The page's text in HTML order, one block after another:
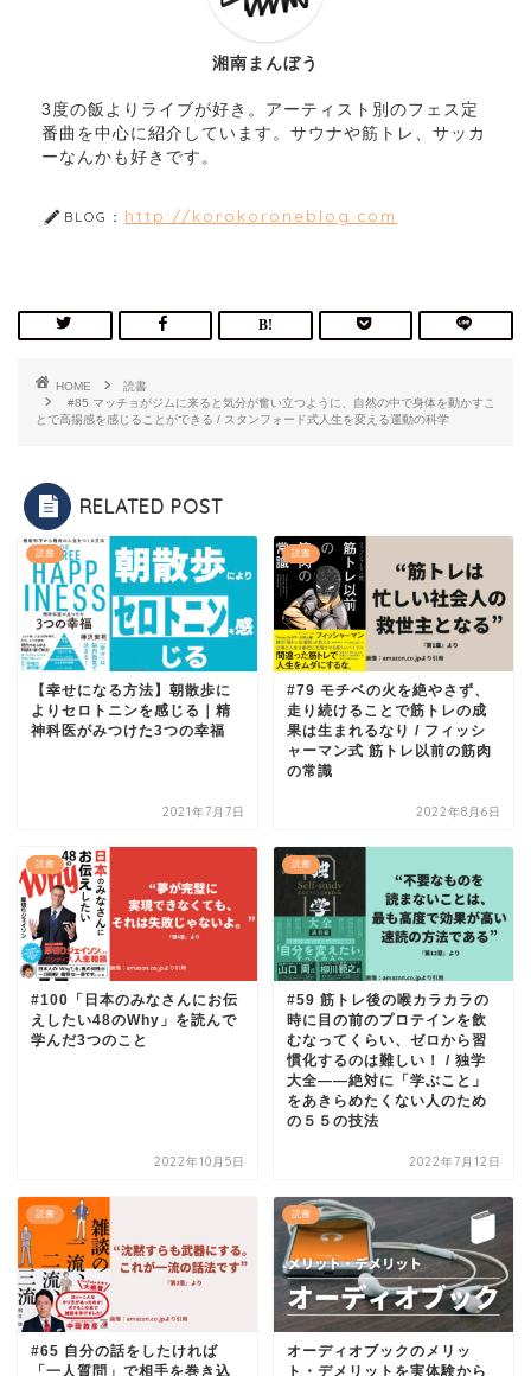
湘南まんぼう
3度の飯よりライブが好き。アーティスト別のフェス定
番曲を中心に紹介しています。サウナや筋トレ、サッカ
ーなんかも好きです。
BLOG： http://korokoroneblog.com
HOME
読書
#85 マッチョがジムに来ると気分が奮い立つように、自然の中で身体を動かすこ
とで高揚感を感じることができる / スタンフォード式人生を変える運動の科学
RELATED POST
読書
【幸せになる方法】朝散歩に
よりセロトニンを感じる｜精
神科医がみつけた3つの幸福
2021年7月7日
読書
#79 モチベの火を絶やさず、
走り続けることで筋トレの成
果は生まれるなり / フィッシ
ャーマン式 筋トレ以前の筋肉
の常識
2022年8月6日
読書
#100「日本のみなさんにお伝
えしたい48のWhy」を読んで
学んだ3つのこと
2022年10月5日
読書
#59 筋トレ後の喉カラカラの
時に目の前のプロテインを飲
むなってくらい、ゼロから習
慣化するのは難しい！ / 独学
大全――絶対に「学ぶこと」
をあきらめたくない人のため
の５５の技法
2022年7月12日
読書
#65 自分の話をしたければ
「一人質問」で相手を巻き込
読書
オーディオブックのメリッ
ト・デメリットを実体験から